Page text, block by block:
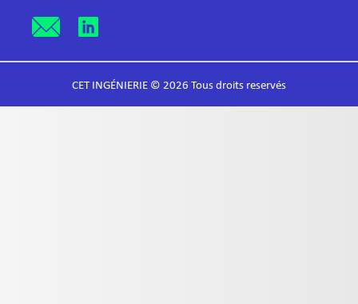
CET INGÉNIERIE © 2026 Tous droits reservés